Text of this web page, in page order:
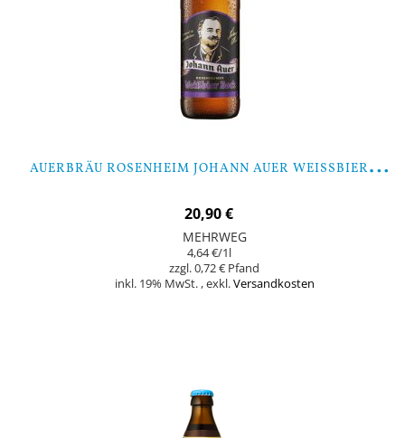
A
UERBRÄU ROSENHEIM JOHANN AUER WEISSBIER BOCK - 9 FLASCHEN
20,90 €
MEHRWEG
4,64 €/1l
0,72 €
inkl. 19% MwSt. ,exkl.Versandkosten